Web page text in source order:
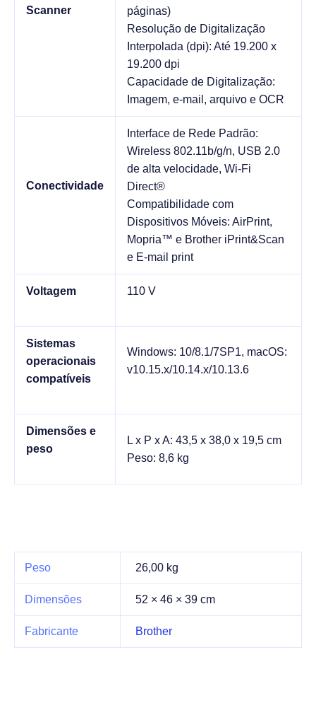
Scanner
páginas)
Resolução de Digitalização
Interpolada (dpi): Até 19.200 x
19.200 dpi
Capacidade de Digitalização:
Imagem, e-mail, arquivo e OCR
Conectividade
Interface de Rede Padrão:
Wireless 802.11b/g/n, USB 2.0
de alta velocidade, Wi-Fi
Direct®
Compatibilidade com
Dispositivos Móveis: AirPrint,
Mopria™ e Brother iPrint&Scan
e E-mail print
Voltagem 110 V
Sistemas
operacionais
compatíveis
Windows: 10/8.1/7SP1, macOS:
v10.15.x/10.14.x/10.13.6
Dimensões e
peso
L x P x A: 43,5 x 38,0 x 19,5 cm
Peso: 8,6 kg
Peso 26,00 kg
Dimensões 52 × 46 × 39 cm
Fabricante Brother